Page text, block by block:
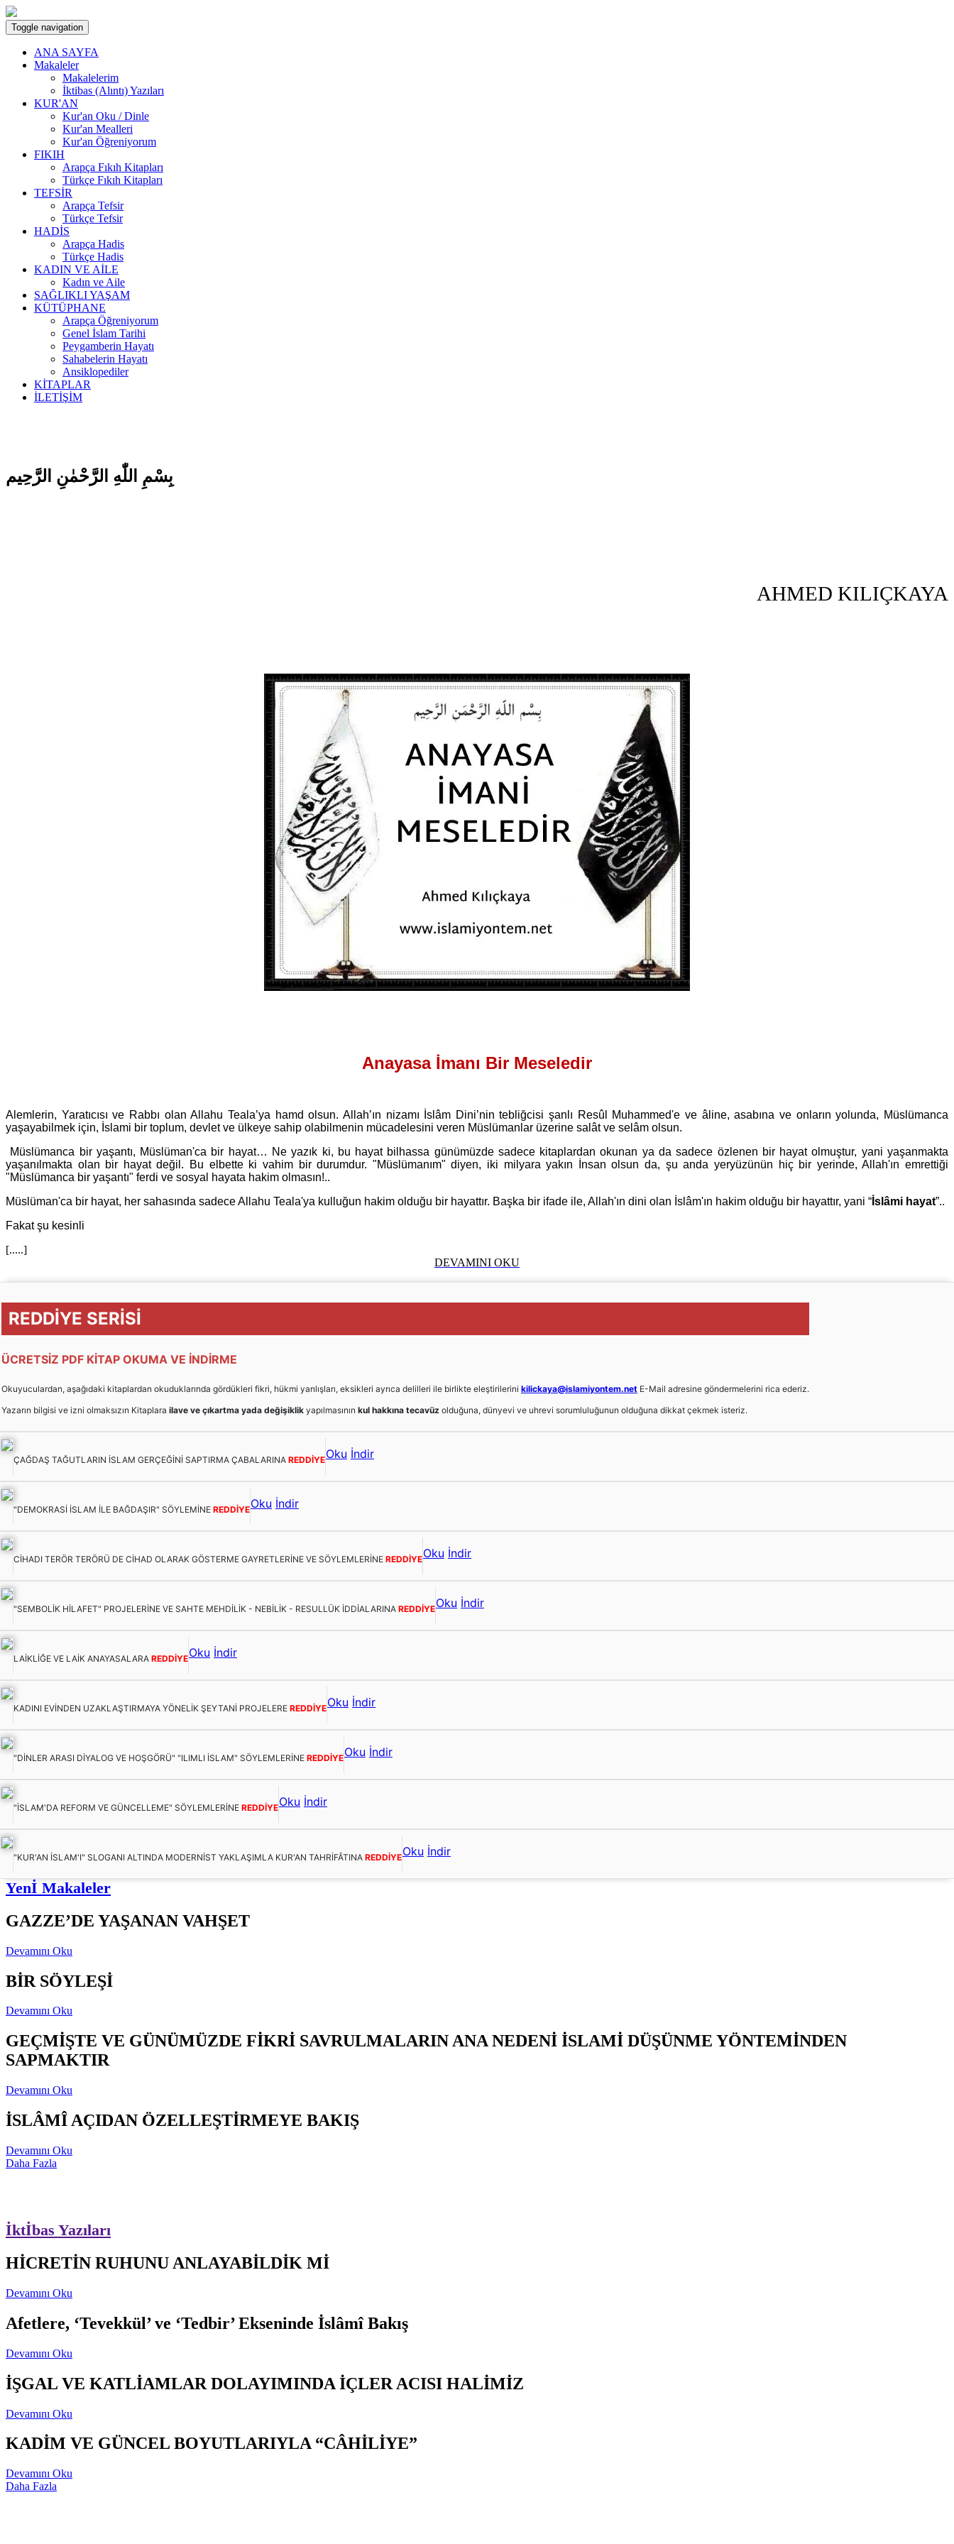
Toggle navigation
ANA SAYFA
Makaleler
Makalelerim
İktibas (Alıntı) Yazıları
KUR'AN
Kur'an Oku / Dinle
Kur'an Mealleri
Kur'an Öğreniyorum
FIKIH
Arapça Fıkıh Kitapları
Türkçe Fıkıh Kitapları
TEFSİR
Arapça Tefsir
Türkçe Tefsir
HADİS
Arapça Hadis
Türkçe Hadis
KADIN VE AİLE
Kadın ve Aile
SAĞLIKLI YAŞAM
KÜTÜPHANE
Arapça Öğreniyorum
Genel İslam Tarihi
Peygamberin Hayatı
Sahabelerin Hayatı
Ansiklopediler
KİTAPLAR
İLETİŞİM
بِسْمِ اللّٰهِ الرَّحْمٰنِ الرَّحِيم
AHMED KILIÇKAYA
Anayasa İmanı Bir Meseledir
Alemlerin, Yaratıcısı ve Rabbı olan Allahu Teala’ya hamd olsun. Allah’ın nizamı İslâm Dini’nin tebliğcisi şanlı Resûl Muhammed'e ve âline, asabına ve onların yolunda, Müslümanca
yaşayabilmek için, İslami bir toplum, devlet ve ülkeye sahip olabilmenin mücadelesini veren Müslümanlar üzerine salât ve selâm olsun.
Müslümanca bir yaşantı, Müslüman'ca bir hayat… Ne yazık ki, bu hayat bilhassa günümüzde sadece kitaplardan okunan ya da sadece özlenen bir hayat olmuştur, yani yaşanmakta
yaşanılmakta olan bir hayat değil. Bu elbette ki vahim bir durumdur. "Müslümanım" diyen, iki milyara yakın İnsan olsun da, şu anda yeryüzünün hiç bir yerinde, Allah'ın emrettiği
"Müslümanca bir yaşantı" ferdi ve sosyal hayata hakim olmasın!..
Müslüman'ca bir hayat, her sahasında sadece Allahu Teala'ya kulluğun hakim olduğu bir hayattır. Başka bir ifade ile, Allah'ın dini olan İslâm'ın hakim olduğu bir hayattır, yani “ İslâmi hayat”..
Fakat şu kesinli
[.....]
DEVAMINI OKU
REDDİYE SERİSİ
ÜCRETSİZ PDF KİTAP OKUMA VE İNDİRME
Okuyuculardan, aşağıdaki kitaplardan okuduklarında gördükleri fikri, hükmi yanlışları, eksikleri ayrıca delilleri ile birlikte eleştirilerini kilickaya@islamiyontem.net E-Mail adresine göndermelerini rica ederiz.
Yazarın bilgisi ve izni olmaksızın Kitaplara ilave ve çıkartma yada değişiklik yapılmasının kul hakkına tecavüz olduğuna, dünyevi ve uhrevi sorumluluğunun olduğuna dikkat çekmek isteriz.
ÇAĞDAŞ TAĞUTLARIN İSLAM GERÇEĞİNİ SAPTIRMA ÇABALARINA REDDİYEOku İndir
"DEMOKRASİ İSLAM İLE BAĞDAŞIR" SÖYLEMİNE REDDİYEOku İndir
CİHADI TERÖR TERÖRÜ DE CİHAD OLARAK GÖSTERME GAYRETLERİNE VE SÖYLEMLERİNE REDDİYEOku İndir
"SEMBOLİK HİLAFET" PROJELERİNE VE SAHTE MEHDİLİK - NEBİLİK - RESULLÜK İDDİALARINA REDDİYEOku İndir
LAİKLİĞE VE LAİK ANAYASALARA REDDİYEOku İndir
KADINI EVİNDEN UZAKLAŞTIRMAYA YÖNELİK ŞEYTANİ PROJELERE REDDİYEOku İndir
"DİNLER ARASI DİYALOG VE HOŞGÖRÜ" "ILIMLI İSLAM" SÖYLEMLERİNE REDDİYEOku İndir
"İSLAM'DA REFORM VE GÜNCELLEME" SÖYLEMLERİNE REDDİYEOku İndir
"KUR'AN İSLAM'I" SLOGANI ALTINDA MODERNİST YAKLAŞIMLA KUR'AN TAHRİFÂTINA REDDİYEOku İndir
Yenİ Makaleler
GAZZE’DE YAŞANAN VAHŞET
Devamını Oku
BİR SÖYLEŞİ
Devamını Oku
GEÇMİŞTE VE GÜNÜMÜZDE FİKRİ SAVRULMALARIN ANA NEDENİ İSLAMİ DÜŞÜNME YÖNTEMİNDEN
SAPMAKTIR
Devamını Oku
İSLÂMÎ AÇIDAN ÖZELLEŞTİRMEYE BAKIŞ
Devamını Oku
Daha Fazla
İktİbas Yazıları
HİCRETİN RUHUNU ANLAYABİLDİK Mİ
Devamını Oku
Afetlere, ‘Tevekkül’ ve ‘Tedbir’ Ekseninde İslâmî Bakış
Devamını Oku
İŞGAL VE KATLİAMLAR DOLAYIMINDA İÇLER ACISI HALİMİZ
Devamını Oku
KADİM VE GÜNCEL BOYUTLARIYLA “CÂHİLİYE”
Devamını Oku
Daha Fazla